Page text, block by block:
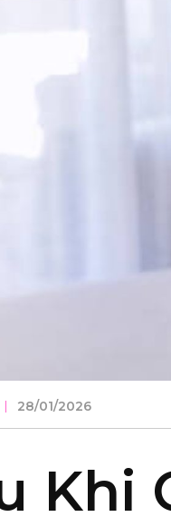
28/01/2026
Khi